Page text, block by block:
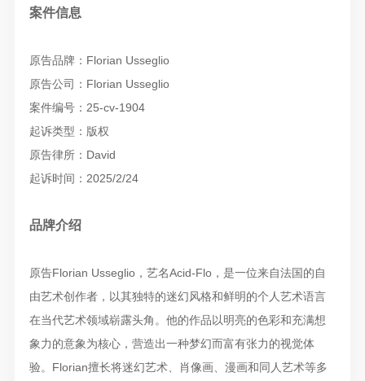
案件信息
原告品牌：Florian Usseglio
原告公司：Florian Usseglio
案件编号：25-cv-1904
起诉类型：版权
原告律所：David
起诉时间：2025/2/24
品牌介绍
原告Florian Usseglio，艺名Acid-Flo，是一位来自法国的自
由艺术创作者，以其独特的迷幻风格和鲜明的个人艺术语言
在当代艺术领域崭露头角。他的作品以明亮的色彩和充满想
象力的意象为核心，营造出一种梦幻而富有张力的视觉体
验。Florian擅长将迷幻艺术、肖像画、漫画和同人艺术等多